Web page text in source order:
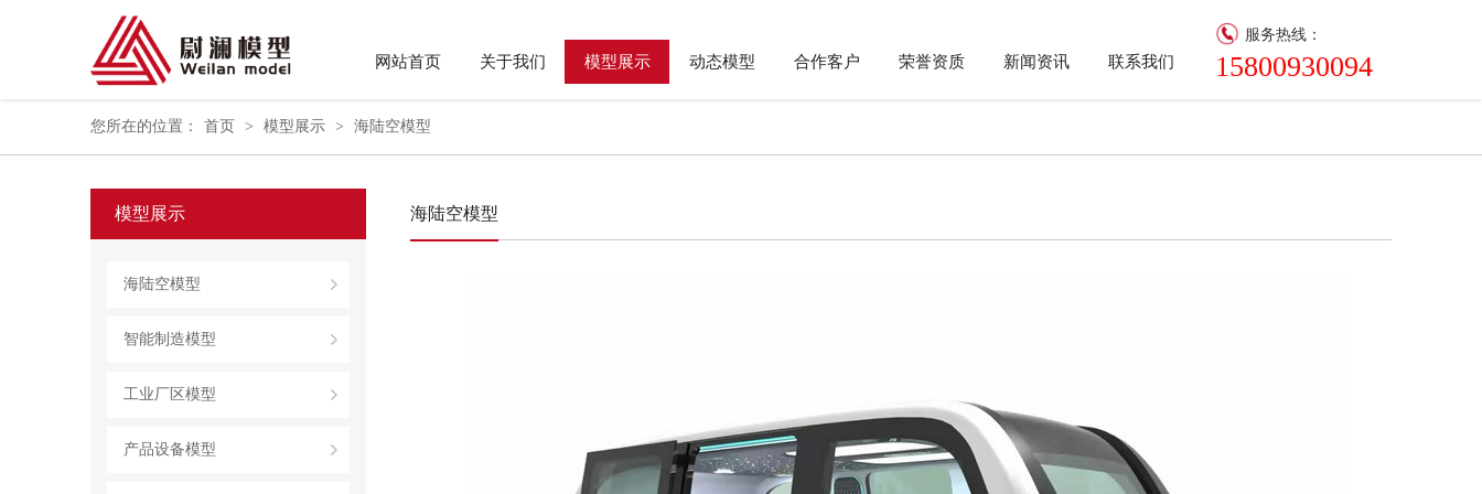
网站首页 关于我们 模型展示 动态模型 合作客户 荣誉资质 新闻资讯 联系我们
服务热线：
15800930094
您所在的位置： 首页 > 模型展示 > 海陆空模型
模型展示
海陆空模型
智能制造模型
工业厂区模型
产品设备模型
海陆空模型